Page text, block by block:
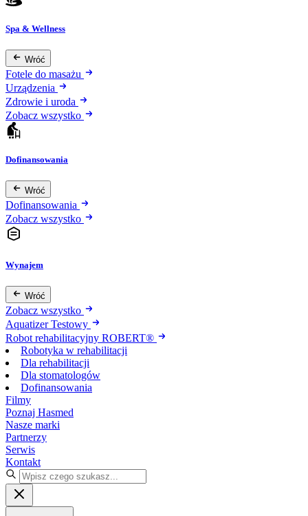
Spa & Wellness
Wróć
Fotele do masażu
Urządzenia
Zdrowie i uroda
Zobacz wszystko
Dofinansowania
Wróć
Dofinansowania
Zobacz wszystko
Wynajem
Wróć
Zobacz wszystko
Aquatizer Testowy
Robot rehabilitacyjny ROBERT®
Robotyka w rehabilitacji
Dla rehabilitacji
Dla stomatologów
Dofinansowania
Filmy
Poznaj Hasmed
Nasze marki
Partnerzy
Serwis
Kontakt